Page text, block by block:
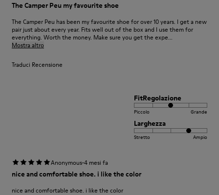
The Camper Peu my favourite shoe
The Camper Peu has been my favourite shoe for over 10 years. I get a new
pair just about every year. Fits well out of the box and I use them for
everything. Worth the money. Make sure you get the expe...
Mostra altro
Traduci Recensione
FitRegolazione
Piccolo Grande
Larghezza
Stretto Ampio
Anonymous·4 mesi fa
nice and comfortable shoe. i like the color
nice and comfortable shoe. i like the color